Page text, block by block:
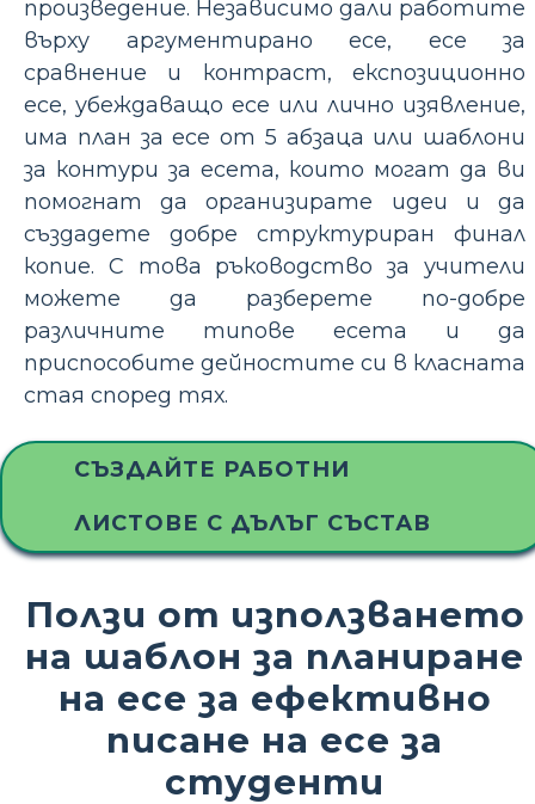
произведение. Независимо дали работите
върху аргументирано есе, есе за
сравнение и контраст, експозиционно
есе, убеждаващо есе или лично изявление,
има план за есе от 5 абзаца или шаблони
за контури за есета, които могат да ви
помогнат да организирате идеи и да
създадете добре структуриран финал
копие. С това ръководство за учители
можете да разберете по-добре
различните типове есета и да
приспособите дейностите си в класната
стая според тях.
СЪЗДАЙТЕ РАБОТНИ
ЛИСТОВЕ С ДЪЛЪГ СЪСТАВ
Ползи от използването
на шаблон за планиране
на есе за ефективно
писане на есе за
студенти